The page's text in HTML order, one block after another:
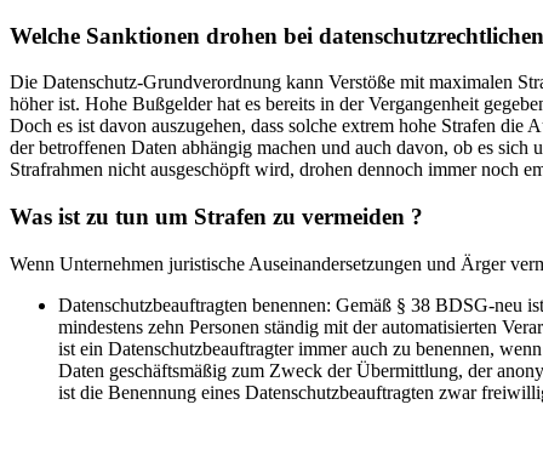
Welche Sanktionen drohen bei
Die Datenschutz-Grundverordnung kann Verstöße mit maximalen
höher ist. Hohe Bußgelder hat es bereits in der Vergangenheit
Doch es ist davon auszugehen, dass solche extrem hohe Strafen
der betroffenen Daten abhängig machen und auch davon, ob es
Strafrahmen nicht ausgeschöpft wird, drohen dennoch immer noch
Was ist zu tun um Strafen zu vermeiden ?
Wenn Unternehmen juristische Auseinandersetzungen und Ärger
Datenschutzbeauftragten benennen: Gemäß § 38 BDSG-neu
mindestens zehn Personen ständig mit der automatisierten
ist ein Datenschutzbeauftragter immer auch zu benennen,
Daten geschäftsmäßig zum Zweck der Übermittlung, der
ist die Benennung eines Datenschutzbeauftragten zwar